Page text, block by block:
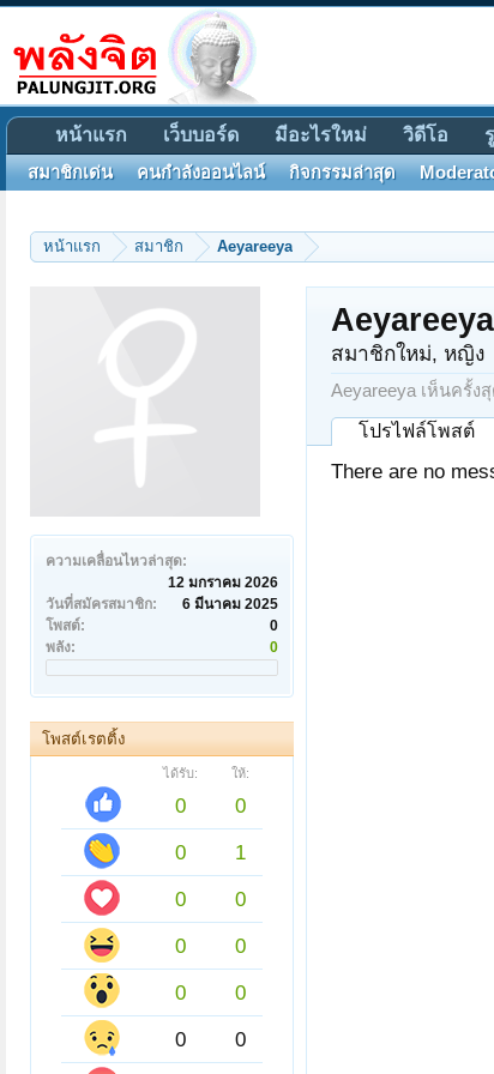
หน้าแรก สมาชิก Aeyareeya
ความเคลื่อนไหวล่าสุด:
12 มกราคม 2026
วันที่สมัครสมาชิก:
6 มีนาคม 2025
โพสต์:
0
พลัง:
0
โพสต์เรตติ้ง
ได้รับ: ให้:
0
0
0
1
0
0
0
0
0
0
0
0
Aeyareeya
สมาชิกใหม่, หญิง
Aeyareeya เห็นครั้ง
โปรไฟล์โพสต์
There are no
หน้าแรก เว็บบอร์ด มีอะไรใหม่ วิดีโอ
สมาชิกเด่น คนกำลังออนไลน์ กิจกรรมล่าสุด